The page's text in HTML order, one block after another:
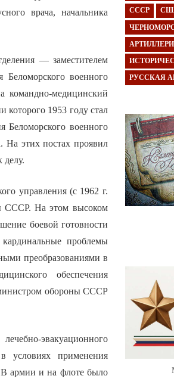
врача, начальника
— заместителем
Беломорского военного
командно-медицинский
1953 году стал
Беломорского военного
На этих постах проявил
делу.
управления (с 1962 г.
СССР. На этом высоком
боевой готовности
проблемы
преобразованиями в
обеспечения
обороны СССР
эвакуационного
условиях применения
В армии и на флоте было
СССР
РУССКАЯ